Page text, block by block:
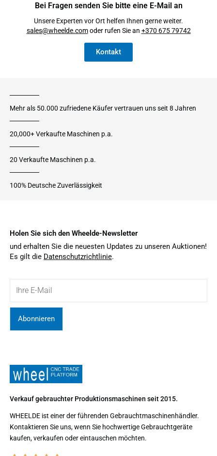
Bei Fragen senden Sie bitte eine E-Mail an
Unsere Experten vor Ort helfen Ihnen gerne weiter.
sales@wheelde.comoder rufen Sie an +370 675 79742
Kontakt
Mehr als 50.000 zufriedene Käufer vertrauen uns seit 8 Jahren
20,000+ Verkaufte Maschinen p.a.
20 Verkaufte Maschinen p.a.
100% Deutsche Zuverlässigkeit
Holen Sie sich den Wheelde-Newsletter
und erhalten Sie die neuesten Updates zu unseren Auktionen!
Es gilt die Datenschutzrichtlinie.
Abonnieren
Verkauf gebrauchter Produktionsmaschinen seit 2015.
WHEELDE ist einer der führenden Gebrauchtmaschinenhändler.
Kontaktieren Sie uns, wenn Sie hochwertige Gebrauchtgeräte
kaufen, verkaufen oder eintauschen möchten.